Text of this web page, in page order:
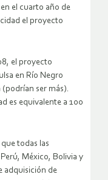
el cuarto año de
el proyecto
el proyecto
en Río Negro
ser más).
es equivalente a 100
todas las
México, Bolivia y
adquisición de